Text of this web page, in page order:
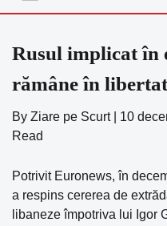
Rusul implicat în
rămâne în
By Ziare pe Scurt 10
Read
Potrivit Euronews, în
a respins cererea de
libaneze împotriva lui Igor